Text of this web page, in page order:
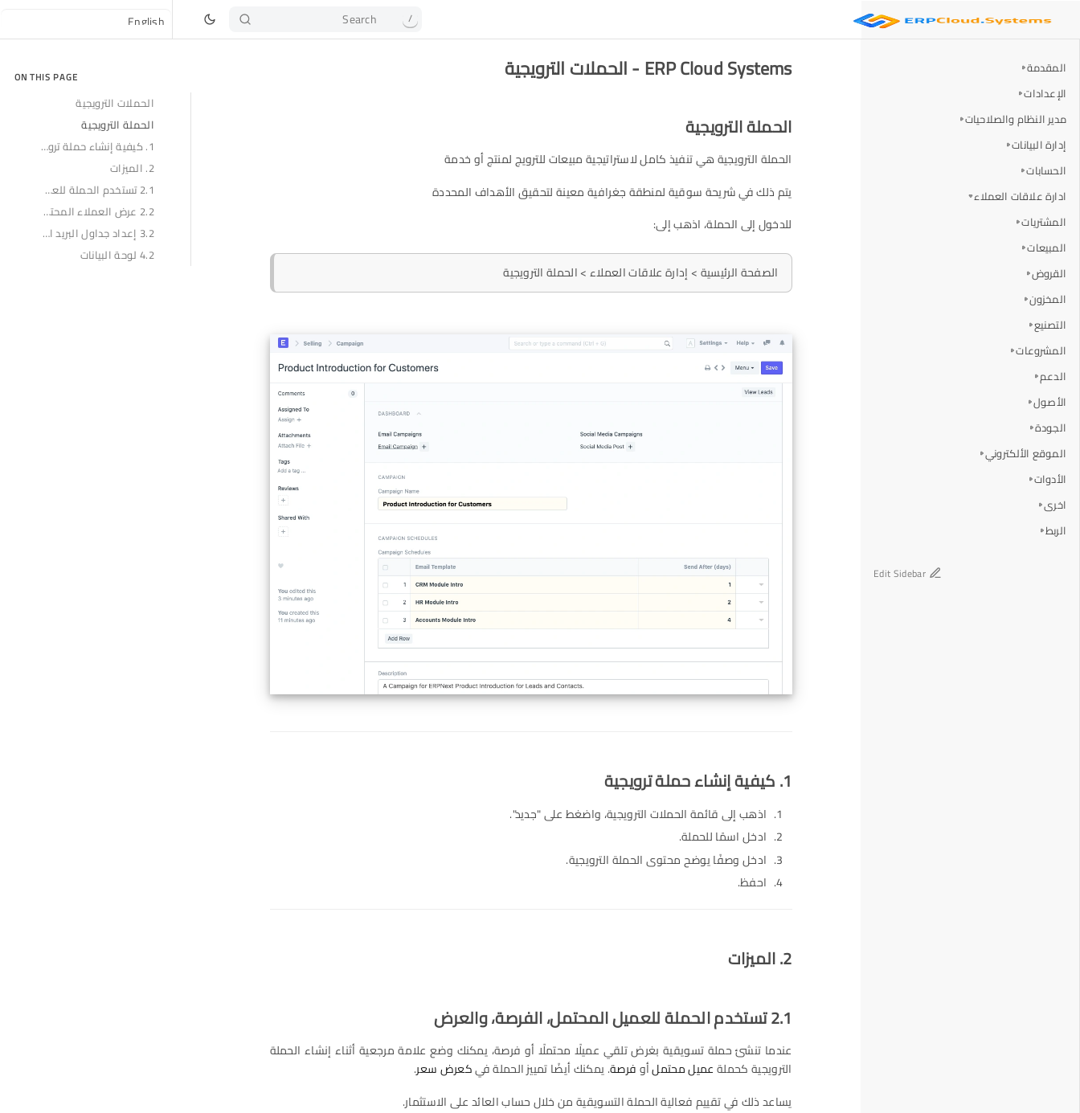
Search /
المقدمة
الإعدادات
مدير النظام والصلاحيات
إدارة البيانات
الحسابات
ادارة علاقات العملاء
المشتريات
المبيعات
القروض
المخزون
التصنيع
المشروعات
الدعم
الأصول
الجودة
الموقع الألكتروني
الأدوات
اخرى
الربط
Edit Sidebar
ERP Cloud Systems - الحملات الترويجية
الحملة الترويجية
الحملة الترويجية هي تنفيذ كامل لاستراتيجية مبيعات للترويج لمنتج أو خدمة
يتم ذلك في شريحة سوقية لمنطقة جغرافية معينة لتحقيق الأهداف المحددة
للدخول إلى الحملة، اذهب إلى:
الصفحة الرئيسية > إدارة علاقات العملاء > الحملة الترويجية
1. كيفية إنشاء حملة ترويجية
اذهب إلى قائمة الحملات الترويجية، واضغط على "جديد".
ادخل اسمًا للحملة.
ادخل وصفًا يوضح محتوى الحملة الترويجية.
احفظ.
2. الميزات
2.1 تستخدم الحملة للعميل المحتمل، الفرصة، والعرض
عندما تنشئ حملة تسويقية بغرض تلقي عميلًا محتملًا أو فرصة، يمكنك وضع علامة مرجعية أثناء إنشاء الحملة
الترويجية كحملةعميل محتملأوفرصة. يمكنك أيضًا تمييز الحملة فيكعرض سعر.
يساعد ذلك في تقييم فعالية الحملة التسويقية من خلال حساب العائد على الاستثمار.
ON THIS PAGE
الحملات الترويجية
الحملة الترويجية
1. كيفية إنشاء حملة ترويجية
2. الميزات
2.1 تستخدم الحملة للعميل المحتمل، الفرصة، والعرض
2.2 عرض العملاء المحتملين المولدين من الحملة
3.2 إعداد جداول البريد الإلكتروني للحملات الترويجية
4.2 لوحة البيانات